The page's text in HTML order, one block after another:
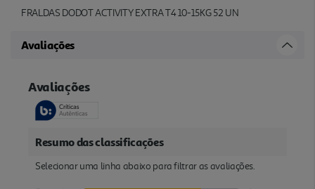
FRALDAS DODOT ACTIVITY EXTRA T4 10-15KG 52 UN
Avaliações